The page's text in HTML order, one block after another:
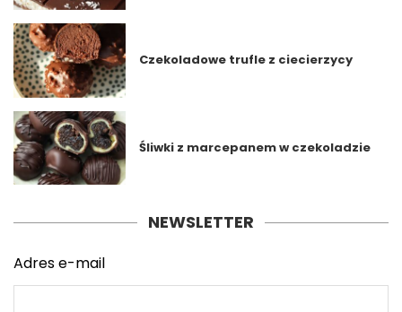
Czekoladowe trufle z ciecierzycy
Śliwki z marcepanem w czekoladzie
NEWSLETTER
Adres e-mail